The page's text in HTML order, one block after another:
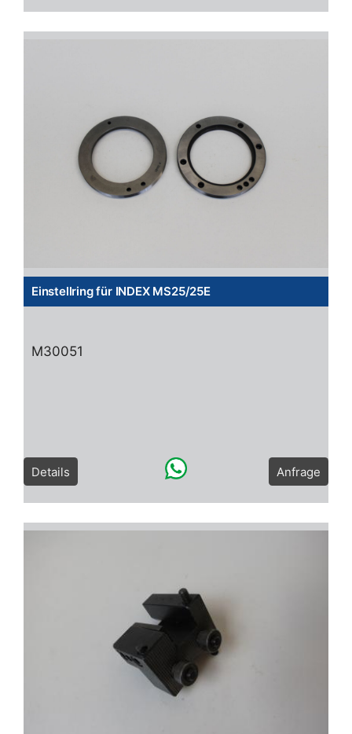
Einstellring für INDEX MS25/25E
M30051
Details Anfrage